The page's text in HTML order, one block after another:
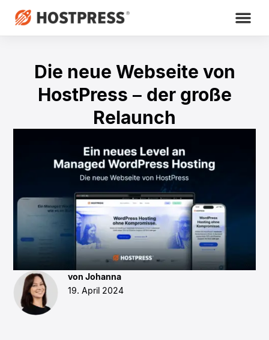
Die neue Webseite von
HostPress – der große
Relaunch
von Johanna
19. April 2024